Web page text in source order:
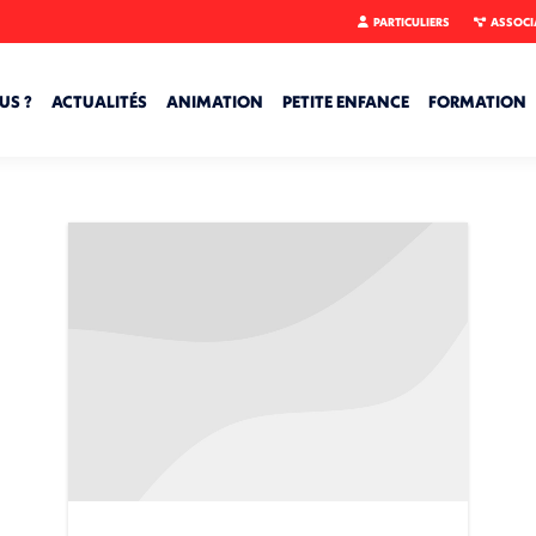
PARTICULIERS
? ACTUALITÉS ANIMATION PETITE ENFANCE FORMATION